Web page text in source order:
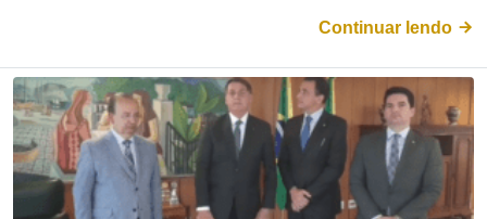
Continuar lendo